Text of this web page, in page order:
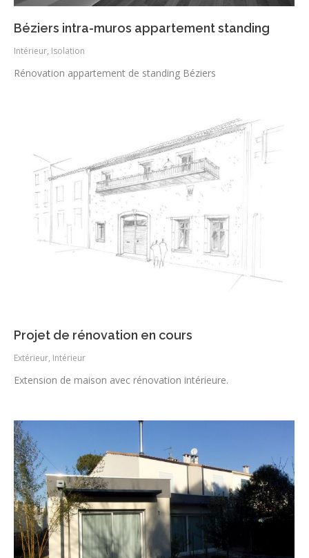
Béziers intra-muros appartement standing
Intérieur, Isolation
Rénovation appartement de standing Béziers
Projet de rénovation en cours
Extérieur, Intérieur
Extension de maison avec rénovation intérieure.